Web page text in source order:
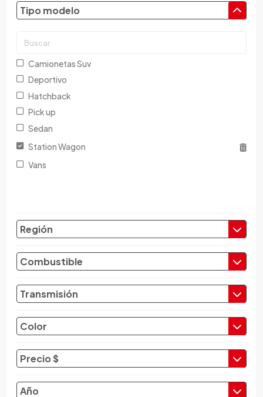
Bentley
Brilliance
Changhe
Chery
Citroen
Cupra
Dacia
Daewoo
Daf
Daihatsu
Datsun
Dayun
Derbi
Dfsk
Dmc
Tipo modelo
Camionetas Suv
Deportivo
Hatchback
Pick up
Sedan
Station Wagon
Vans
Región
Combustible
Transmisión
Color
Precio $
Año